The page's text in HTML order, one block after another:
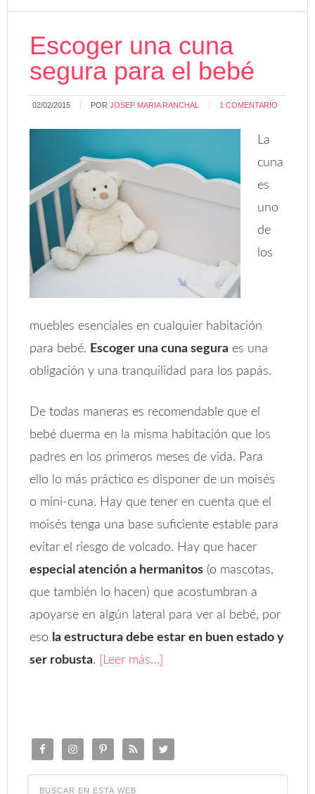
Escoger una cuna
segura para el bebé
02/02/2015 PORJOSEP MARIA RANCHAL 1 COMENTARIO
La
cuna
es
uno
de
los
muebles esenciales en cualquier habitación
para bebé. Escoger una cuna segura es una
obligación y una tranquilidad para los papás.
De todas maneras es recomendable que el
bebé duerma en la misma habitación que los
padres en los primeros meses de vida. Para
ello lo más práctico es disponer de un moisés
o mini-cuna. Hay que tener en cuenta que el
moisés tenga una base suficiente estable para
evitar el riesgo de volcado. Hay que hacer
especial atención a hermanitos (o mascotas,
que también lo hacen) que acostumbran a
apoyarse en algún lateral para ver al bebé, por
eso la estructura debe estar en buen estado y
ser robusta. [Leer más…]